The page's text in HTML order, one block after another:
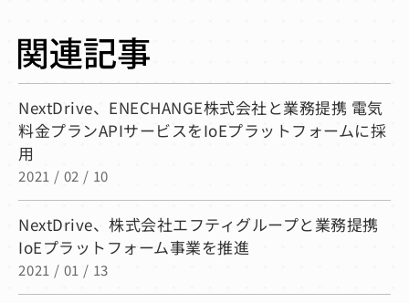
NextDrive、ENECHANGE株式会社と業務提携 電気
料金プランAPIサービスをIoEプラットフォームに採
用
2021 / 02 / 10
NextDrive、株式会社エフティグループと業務提携
IoEプラットフォーム事業を推進
2021 / 01 / 13